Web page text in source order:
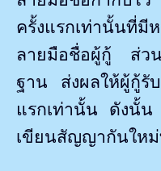
ครั้งแรกเท่านั้นที่มี
ลายมือชื่อผู้กู้ ส่วน
ฐาน ส่งผลให้ผู้กู้รับ
แรกเท่านั้น ดังนั้น
เขียนสัญญากันใหม่